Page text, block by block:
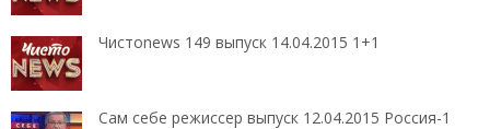
Чистоnews 149 выпуск 14.04.2015 1+1
Сам себе режиссер выпуск 12.04.2015 Россия-1